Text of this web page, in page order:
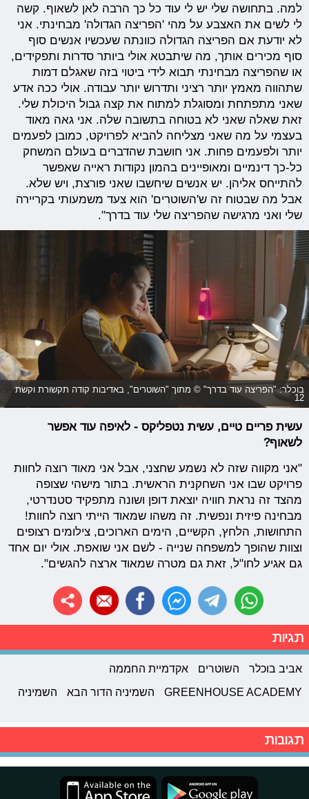
למה. בתחושה שלי יש לי עוד כל כך הרבה לאן לשאוף. קשה
לי לשים את האצבע על מהי 'הפריצה הגדולה' מבחינתי. אני
לא יודעת אם הפריצה הגדולה כוונתה שעכשיו אנשים סוף
סוף מכירים אותך, מה שיתבטא אולי ביותר סדרות ותפקידים,
או שהפריצה מבחינתי תבוא לידי ביטוי בזה שאגלם דמות
שתהווה מאמץ יותר רציני ותדרוש יותר עבודה. אולי ככה אדע
שאני מתפתחת ומסוגלת למתוח את קצה גבול היכולת שלי.
זאת שאלה שאני לא בטוחה בתשובה שלה. אני גאה מאוד
בעצמי על מה שאני מצליחה להביא לפרויקט, כמובן לפעמים
יותר ולפעמים פחות. אני חושבת שהדברים בעולם המשחק
כל-כך דינמיים ומאופיינים בהמון נקודות ראייה שאפשר
להתייחס אליהן. יש אנשים שיחשבו שאני פורצת, ויש שלא.
אבל מה שבטוח זה ש'השוטרים' הוא צעד משמעותי בקריירה
שלי ואני מרגישה שהפריצה שלי עוד בדרך".
בוכלר: "הפריצה עוד בדרך" © מתוך "השוטרים", באדיבות קודה תקשורת וקשת
12
עשית פריים טיים, עשית נטפליקס - לאיפה עוד אפשר
לשאוף?
"אני מקווה שזה לא נשמע שחצני, אבל אני מאוד רוצה לחוות
פרויקט שבו אני השחקנית הראשית. בתור מישהי שצופה
מהצד זה נראת חוויה יוצאת דופן ושונה מתפקיד סטנדרטי,
מבחינה פיזית ונפשית. זה משהו שמאוד הייתי רוצה לחוות!
התחושות, הלחץ, הקשיים, הימים הארוכים, צילומים רצופים
וצוות שהופך למשפחה שנייה - לשם אני שואפת. אולי יום אחד
גם אגיע לחו"ל, זאת גם מטרה שמאוד ארצה להגשים".
תגיות
אביב בוכלר השוטרים
אקדמיית החממה
GREENHOUSE ACADEMY
השמיניה הדור הבא השמיניה
תגובות